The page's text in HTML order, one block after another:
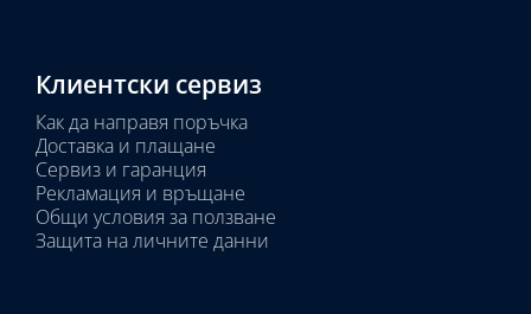
Клиентски сервиз
Как да направя поръчка
Доставка и плащане
Сервиз и гаранция
Рекламация и връщане
Общи условия за ползване
Защита на личните данни